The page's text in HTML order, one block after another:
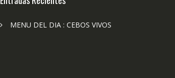
MENU DEL DIA : CEBOS VIVOS